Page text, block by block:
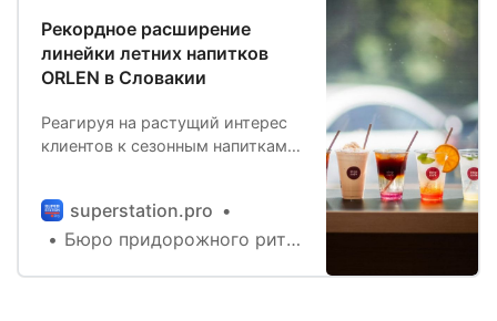
Рекордное расширение
линейки летних напитков
ORLEN в Словакии
Реагируя на растущий интерес
клиентов к сезонным напиткам,
новинок. * Эспрессо-тоник в
грейпфрутовой и розовой
superstation.pro
Бюро придорожного ритейла